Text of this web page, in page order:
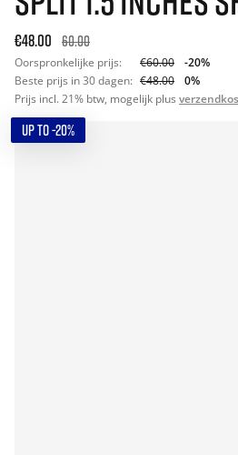
€48.00 60.00
Oorspronkelijke prijs: €60.00
-20%
Beste prijs in 30 dagen: €48.00
0%
Prijs incl. 21% btw, mogelijk plus
UP TO -20%